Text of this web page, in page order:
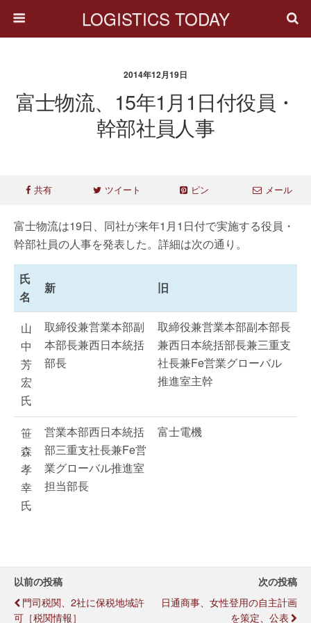
LOGISTICS TODAY
2014年12月19日
富士物流、15年1月1日付役員・
幹部社員人事
共有 ツイート ピン メール
富士物流は19日、同社が来年1月1日付で実施する役員・
幹部社員の人事を発表した。詳細は次の通り。
氏
名
新 旧
山
中
芳
宏
氏
取締役兼営業本部副
本部長兼西日本統括
部長
取締役兼営業本部副本部長
兼西日本統括部長兼三重支
社長兼Fe営業グローバル
推進室主幹
笹
森
孝
幸
氏
営業本部西日本統括
部三重支社長兼Fe営
業グローバル推進室
担当部長
富士電機
以前の投稿
門司税関、2社に保税地域許
可［税関情報］
次の投稿
日通商事、女性登用の自主計画
を策定、公表